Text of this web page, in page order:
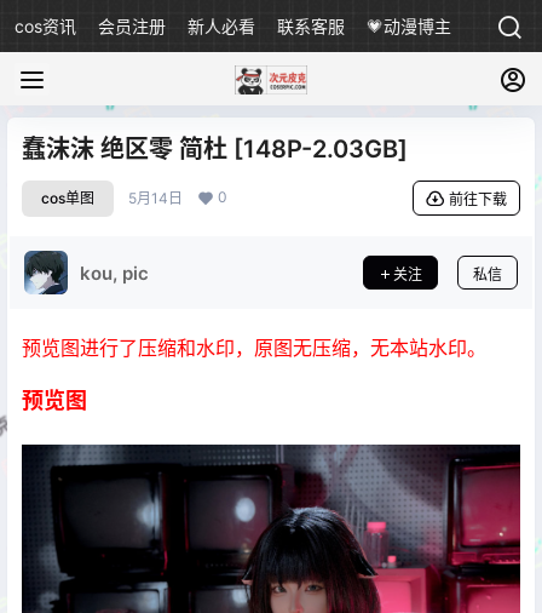
cos资讯 会员注册 新人必看 联系客服 💗动漫博主
蠢沫沫 绝区零 简杜 [148P-2.03GB]
cos单图 5月14日 0 前往下载
kou, pic 关注 私信
预览图进行了压缩和水印，原图无压缩，无本站水印。
预览图